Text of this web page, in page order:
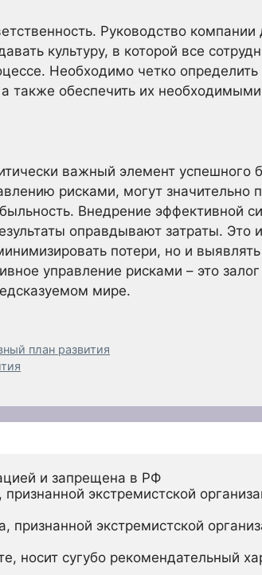
Руководство
культуру, в которой все
Необходимо четко определить
также обеспечить их
важный элемент успешного
рисками, могут значительно
Внедрение эффективной
оправдывают затраты. Это
потери, но и
управление рисками – это
мире.
план развития
и запрещена в РФ
экстремистской
экстремистской
носит сугубо рекомендательный